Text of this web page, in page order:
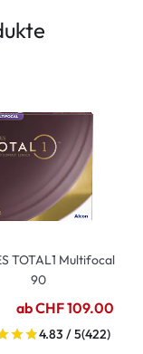
TOTAL1 Multifocal
90
ab CHF 109.00
4.83 / 5(422)